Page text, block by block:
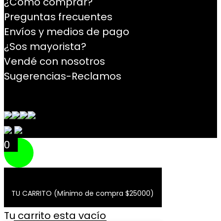
Preguntas frecuentes
Envíos y medios de pago
¿Sos mayorista?
Vendé con nosotros
Sugerencias-Reclamos
0
TU CARRITO (Mínimo de compra $25000)
Tu carrito esta vacío